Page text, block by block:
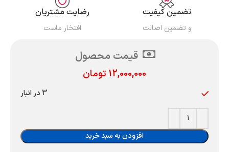
تضمین کیفیت
و تضمین اصالت
رضایت مشتریان
افتخار ماست
قیمت محصول
12,000,000 تومان
3 در انبار
افزودن به سبد خرید